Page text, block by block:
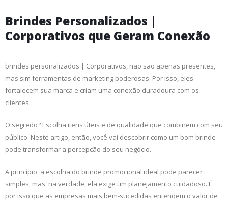
Brindes Personalizados |
Corporativos que Geram Conexão
brindes personalizados | Corporativos, não são apenas presentes,
mas sim ferramentas de marketing poderosas. Por isso, eles
fortalecem sua marca e criam uma conexão duradoura com os
clientes.
O segredo? Escolha itens úteis e de qualidade que combinem com seu
público. Neste artigo, então, você vai descobrir como um bom brinde
pode transformar a percepção do seu negócio.
A princípio, a escolha do brinde promocional ideal pode parecer
simples, mas, na verdade, ela exige um planejamento cuidadoso. É
por isso que as empresas mais bem-sucedidas entendem o valor de